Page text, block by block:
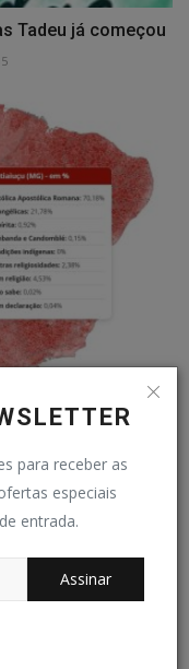
para receber as
especiais
entrada.
Assinar
Tadeu já começou